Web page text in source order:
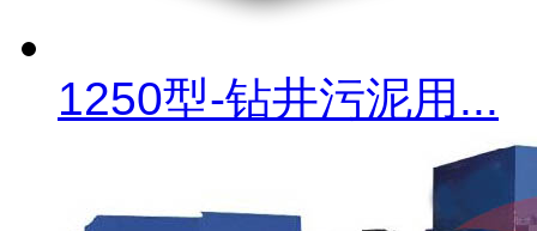
1250型-钻井污泥用...